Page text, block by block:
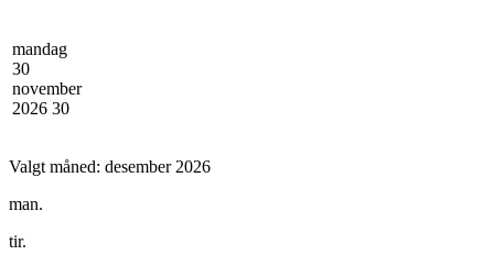
mandag
30
november
2026 30
Valgt måned: desember 2026
man.
tir.